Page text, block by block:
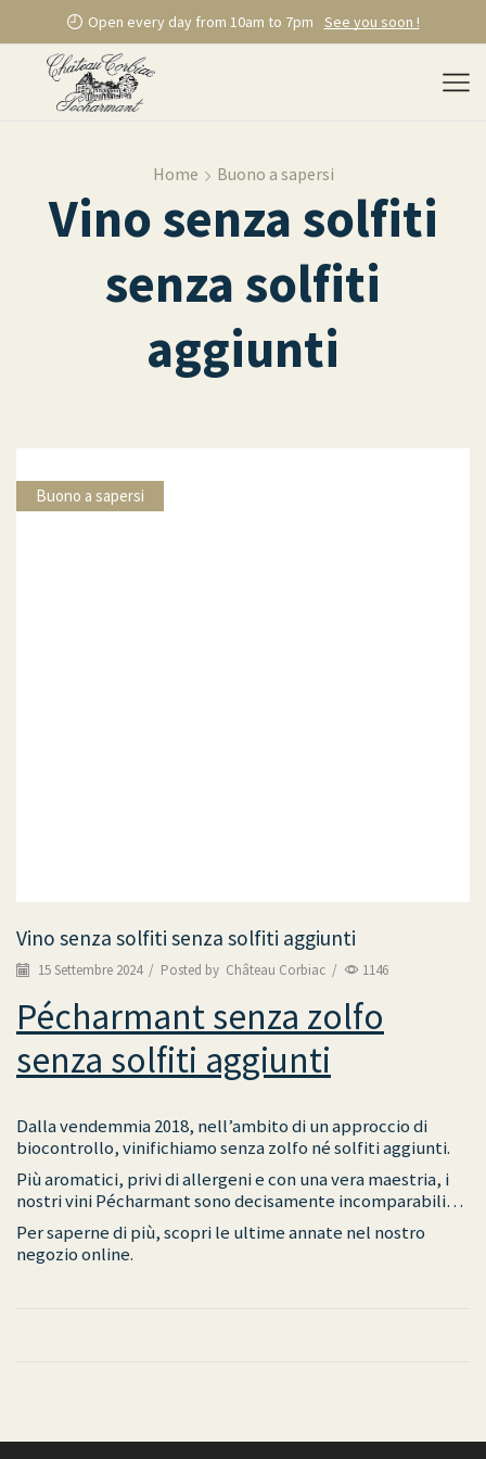
Open every day from 10am to 7pm See you soon !
Home Buono a sapersi
Vino senza solfiti
senza solfiti
aggiunti
Buono a sapersi
Vino senza solfiti senza solfiti aggiunti
15 Settembre 2024 / Posted by Château Corbiac / 1146
Pécharmant senza zolfo
senza solfiti aggiunti
Dalla vendemmia 2018, nell’ambito di un approccio di
biocontrollo, vinifichiamo senza zolfo né solfiti aggiunti.
Più aromatici, privi di allergeni e con una vera maestria, i
nostri vini Pécharmant sono decisamente incomparabili…
Per saperne di più, scopri le ultime annate nel nostro
negozio online.